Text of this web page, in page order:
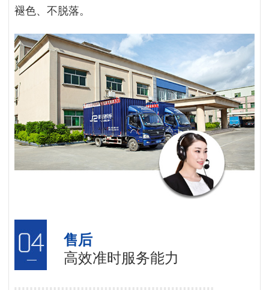
褪色、不脱落。
售后
高效准时服务能力